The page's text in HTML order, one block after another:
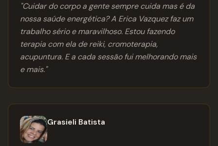
"Cuidar do corpo a gente sempre cuida mas é da
nossa saúde energética? A Erica Vazquez faz um
trabalho sério e maravilhoso. Estou fazendo
terapia com ela de reiki, cromoterapia,
acupuntura. E a cada sessão fui melhorando mais
e mais."
Grasieli Batista